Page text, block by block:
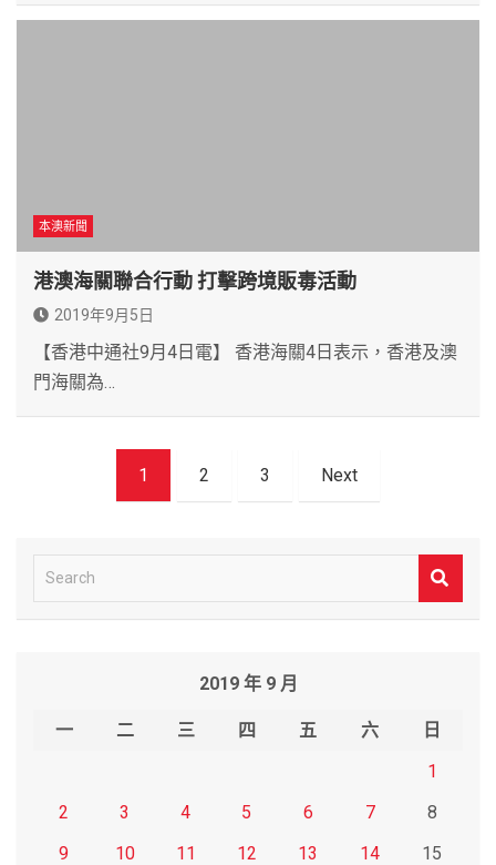
本澳新聞
港澳海關聯合行動 打擊跨境販毒活動
2019年9月5日
【香港中通社9月4日電】 香港海關4日表示，香港及澳
門海關為…
1 2 3 Next
e
2019 年 9 月
一 二 三 四 五 六
日
1
2
3 4 5 6 7
8
9
10 11 12 13 14
15